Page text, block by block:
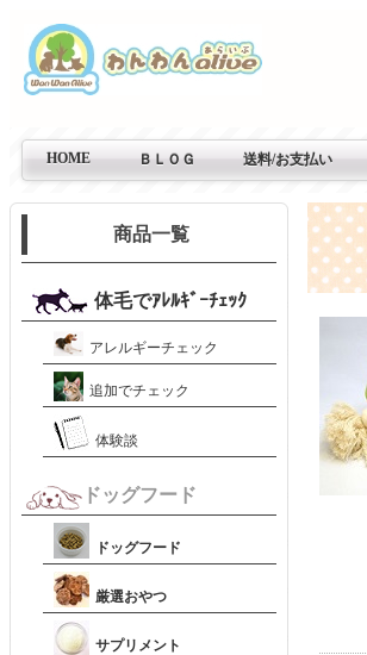
HOME ＢＬＯＧ 送料/お支払い
商品一覧
体毛でｱﾚﾙｷﾞｰﾁｪｯｸ
アレルギーチェック
追加でチェック
体験談
ドッグフード
ドッグフード
厳選おやつ
サプリメント